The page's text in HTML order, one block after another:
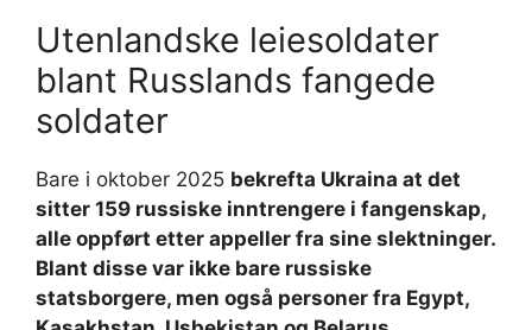
Utenlandske leiesoldater
blant Russlands fangede
soldater
Bare i oktober 2025 bekrefta Ukraina at det
sitter 159 russiske inntrengere i fangenskap,
alle oppført etter appeller fra sine slektninger.
Blant disse var ikke bare russiske
statsborgere, men også personer fra Egypt,